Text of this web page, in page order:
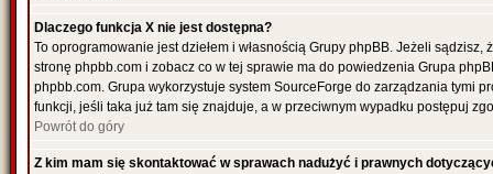
Dlaczego funkcja X nie jest dostępna?
To oprogramowanie jest dziełem i własnością Grupy phpBB. Jeżeli
stronę phpbb.com i zobacz co w tej sprawie ma do powiedzenia Grupa
phpbb.com. Grupa wykorzystuje system SourceForge do zarządzania tymi
funkcji, jeśli taka już tam się znajduje, a w przeciwnym wypadku postępuj
Powrót do góry
Z kim mam się skontaktować w sprawach nadużyć i prawnych